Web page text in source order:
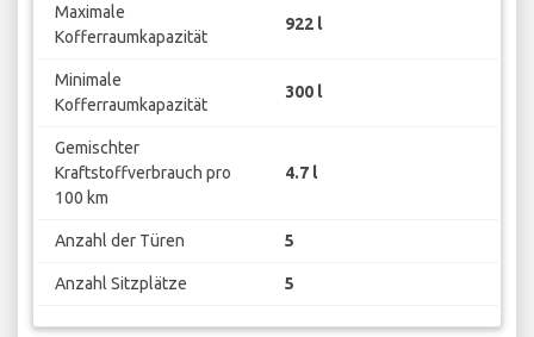
Maximale
Kofferraumkapazität
922 l
Minimale
Kofferraumkapazität
300 l
Gemischter
Kraftstoffverbrauch pro
100 km
4.7 l
Anzahl der Türen 5
Anzahl Sitzplätze 5